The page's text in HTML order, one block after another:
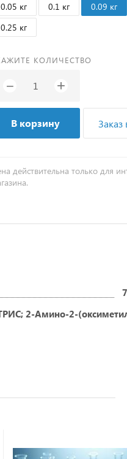
0.05 кг 0.1 кг 0.09 кг
0.25 кг
КОЛИЧЕСТВО
− +
В корзину Заказ
действительна только для
2-Амино-2-